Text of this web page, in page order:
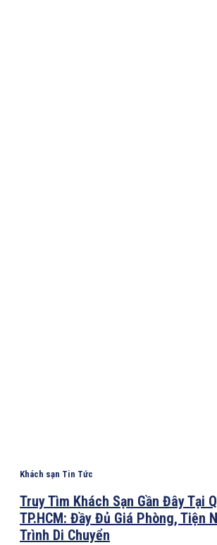
Khách sạn Tin Tức
Truy Tìm Khách Sạn Gần Đây Tại
TP.HCM: Đầy Đủ Giá Phòng, Tiện
Trình Di Chuyển